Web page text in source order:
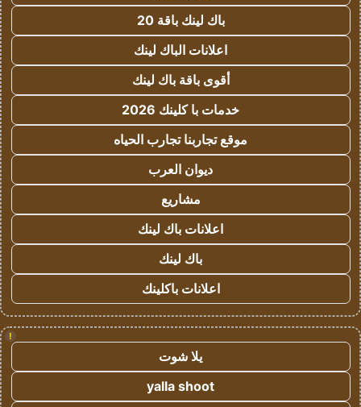
باك لينك باقة 20
اعلانات الباك لينك
أقوى باقة باك لينك
خدمات با كلينك 2026
موقع تجاربنا تجارب الحياه
ديوان العرب
مشاريع
اعلانات باك لينك
باك لينك
اعلانات باكلينك
!
يلا شوت
yalla shoot